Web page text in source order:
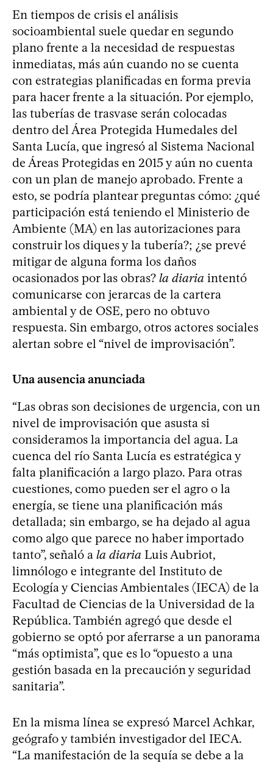
En tiempos de crisis el análisis
socioambiental suele quedar en segundo
plano frente a la necesidad de respuestas
inmediatas, más aún cuando no se cuenta
con estrategias planificadas en forma previa
para hacer frente a la situación. Por ejemplo,
las tuberías de trasvase serán colocadas
dentro del Área Protegida Humedales del
Santa Lucía, que ingresó al Sistema Nacional
de Áreas Protegidas en 2015 y aún no cuenta
con un plan de manejo aprobado. Frente a
esto, se podría plantear preguntas cómo: ¿qué
participación está teniendo el Ministerio de
Ambiente (MA) en las autorizaciones para
construir los diques y la tubería?; ¿se prevé
mitigar de alguna forma los daños
ocasionados por las obras? la diaria intentó
comunicarse con jerarcas de la cartera
ambiental y de OSE, pero no obtuvo
respuesta. Sin embargo, otros actores sociales
alertan sobre el “nivel de improvisación”.
Una ausencia anunciada
“Las obras son decisiones de urgencia, con un
nivel de improvisación que asusta si
consideramos la importancia del agua. La
cuenca del río Santa Lucía es estratégica y
falta planificación a largo plazo. Para otras
cuestiones, como pueden ser el agro o la
energía, se tiene una planificación más
detallada; sin embargo, se ha dejado al agua
como algo que parece no haber importado
tanto”, señaló a la diaria Luis Aubriot,
limnólogo e integrante del Instituto de
Ecología y Ciencias Ambientales (IECA) de la
Facultad de Ciencias de la Universidad de la
República. También agregó que desde el
gobierno se optó por aferrarse a un panorama
“más optimista”, que es lo “opuesto a una
gestión basada en la precaución y seguridad
sanitaria”.
En la misma línea se expresó Marcel Achkar,
geógrafo y también investigador del IECA.
“La manifestación de la sequía se debe a la